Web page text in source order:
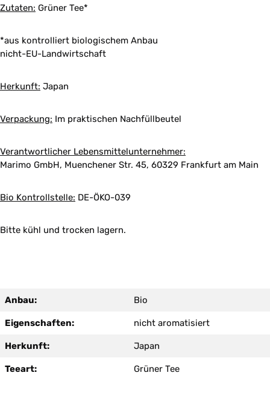
Zutaten: Grüner Tee*
*aus kontrolliert biologischem Anbau
nicht-EU-Landwirtschaft
Herkunft: Japan
Verpackung: Im praktischen Nachfüllbeutel
Verantwortlicher Lebensmittelunternehmer:
Marimo GmbH, Muenchener Str. 45, 60329 Frankfurt am Main
Bio Kontrollstelle: DE-ÖKO-039
Bitte kühl und trocken lagern.
Anbau: Bio
Eigenschaften: nicht aromatisiert
Herkunft: Japan
Teeart: Grüner Tee